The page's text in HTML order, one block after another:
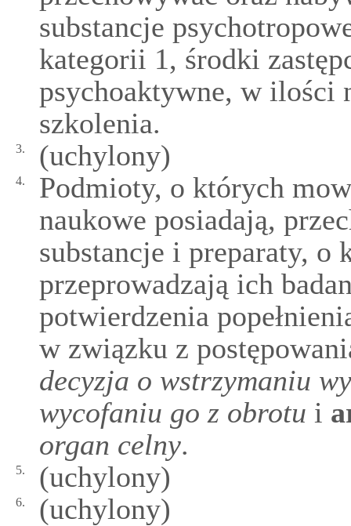
substancje
kategorii 1, środki
psychoaktywne, w ilości
szkolenia.
3. (uchylony)
4.
Podmioty, o których
naukowe posiadają,
substancje i preparaty,
przeprowadzają ich
potwierdzenia
w związku z
decyzja o wstrzymaniu
wycofaniu go z obrotu i
organ celny.
5. (uchylony)
6. (uchylony)